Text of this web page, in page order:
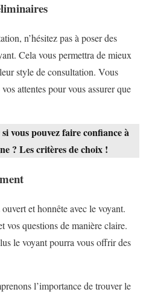
n’hésitez pas à poser des
Cela vous permettra de mieux
style de consultation. Vous
attentes pour vous assurer que
vous pouvez faire confiance à
? Les critères de choix !
et honnête avec le voyant.
vos questions de manière claire.
le voyant pourra vous offrir des
l’importance de trouver le